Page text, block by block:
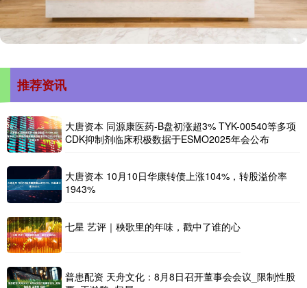
推荐资讯
大唐资本 同源康医药-B盘初涨超3% TYK-00540等多项
CDK抑制剂临床积极数据于ESMO2025年会公布
大唐资本 10月10日华康转债上涨104%，转股溢价率
1943%
七星 艺评｜秧歌里的年味，戳中了谁的心
普患配资 天舟文化：8月8日召开董事会会议_限制性股